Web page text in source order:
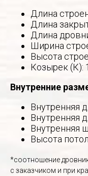
Длина
Длина
Длина
Ширина
Высота
Козырек (К):
Внутренние
Внутренняя
Внутренняя
Внутренняя
Высота
*соотношение
с заказчиком и при